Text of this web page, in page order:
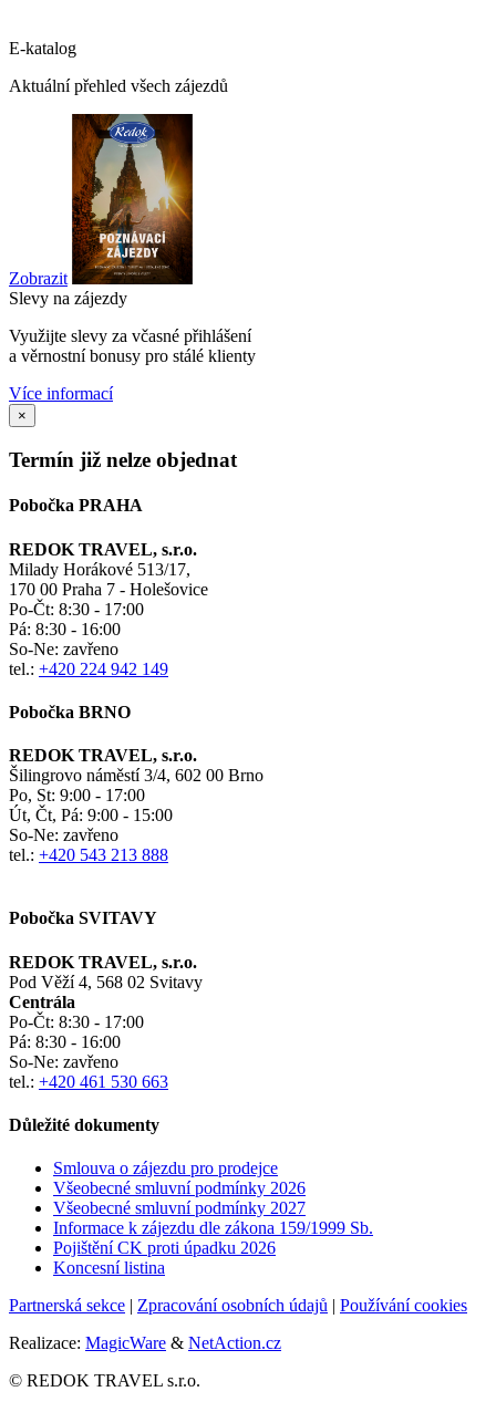
E-katalog
Aktuální přehled všech zájezdů
Zobrazit
Slevy na zájezdy
Využijte slevy za včasné přihlášení
a věrnostní bonusy pro stálé klienty
Více informací
×
Termín již nelze objednat
Pobočka PRAHA
REDOK TRAVEL, s.r.o.
Milady Horákové 513/17,
170 00 Praha 7 - Holešovice
Po-Čt: 8:30 - 17:00
Pá: 8:30 - 16:00
So-Ne: zavřeno
tel.: +420 224 942 149
Pobočka BRNO
REDOK TRAVEL, s.r.o.
Šilingrovo náměstí 3/4, 602 00 Brno
Po, St: 9:00 - 17:00
Út, Čt, Pá: 9:00 - 15:00
So-Ne: zavřeno
tel.: +420 543 213 888
Pobočka SVITAVY
REDOK TRAVEL, s.r.o.
Pod Věží 4, 568 02 Svitavy
Centrála
Po-Čt: 8:30 - 17:00
Pá: 8:30 - 16:00
So-Ne: zavřeno
tel.: +420 461 530 663
Důležité dokumenty
Smlouva o zájezdu pro prodejce
Všeobecné smluvní podmínky 2026
Všeobecné smluvní podmínky 2027
Informace k zájezdu dle zákona 159/1999 Sb.
Pojištění CK proti úpadku 2026
Koncesní listina
Partnerská sekce | Zpracování osobních údajů | Používání cookies
Realizace: MagicWare & NetAction.cz
© REDOK TRAVEL s.r.o.